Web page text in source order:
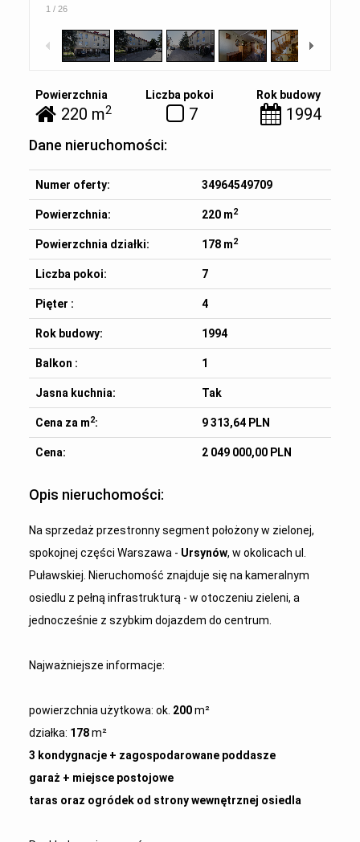
1 / 26
Powierzchnia
220 m2
Liczba pokoi
7
Rok budowy
1994
Dane nieruchomości:
Numer oferty: 34964549709
Powierzchnia: 220 m2
Powierzchnia działki: 178 m2
Liczba pokoi: 7
Pięter : 4
Rok budowy: 1994
Balkon : 1
Jasna kuchnia: Tak
Cena za m2: 9 313,64 PLN
Cena: 2 049 000,00 PLN
Opis nieruchomości:
Na sprzedaż przestronny segment położony w zielonej,
spokojnej części Warszawa - Ursynów, w okolicach ul.
Puławskiej. Nieruchomość znajduje się na kameralnym
osiedlu z pełną infrastrukturą - w otoczeniu zieleni, a
jednocześnie z szybkim dojazdem do centrum.
Najważniejsze informacje:
powierzchnia użytkowa: ok. 200m²
działka: 178m²
3 kondygnacje + zagospodarowane poddasze
garaż + miejsce postojowe
taras oraz ogródek od strony wewnętrznej osiedla